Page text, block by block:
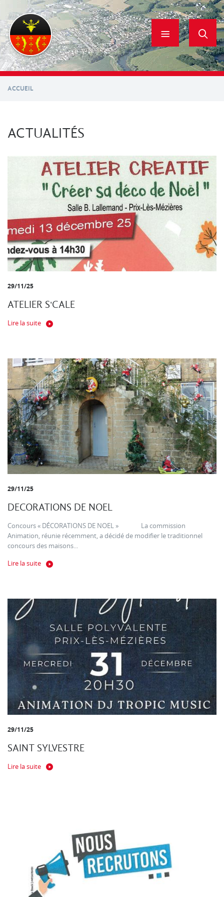
contenu
principal
ACCUEIL
ACTUALITÉS
29/11/25
ATELIER S'CALE
Lire la suite
29/11/25
DECORATIONS DE NOEL
Concours « DÉCORATIONS DE NOEL » La commission
Animation, réunie récemment, a décidé de modifier le traditionnel
concours des maisons...
Lire la suite
29/11/25
SAINT SYLVESTRE
Lire la suite